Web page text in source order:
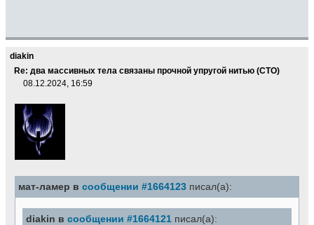
diakin
Re: два массивных тела связаны прочной упругой нитью (СТО)
08.12.2024, 16:59
мат-ламер в сообщении #1664123 писал(а):
diakin в сообщении #1664121 писал(а):